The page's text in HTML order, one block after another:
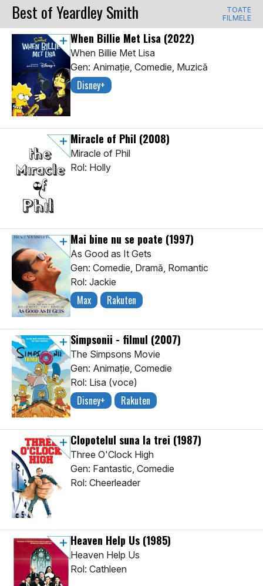
Best of Yeardley Smith
TOATE
FILMELE
When Billie Met Lisa (2022)
When Billie Met Lisa
Gen: Animaţie, Comedie, Muzică
Disney+
Miracle of Phil (2008)
Miracle of Phil
Rol: Holly
Mai bine nu se poate (1997)
As Good as It Gets
Gen: Comedie, Dramă, Romantic
Rol: Jackie
Max Rakuten
Simpsonii - filmul (2007)
The Simpsons Movie
Gen: Animaţie, Comedie
Rol: Lisa (voce)
Disney+ Rakuten
Clopotelul suna la trei (1987)
Three O'Clock High
Gen: Fantastic, Comedie
Rol: Cheerleader
Heaven Help Us (1985)
Heaven Help Us
Rol: Cathleen